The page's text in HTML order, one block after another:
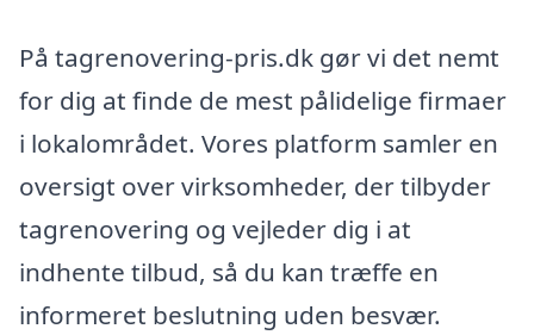
På tagrenovering-pris.dk gør vi det nemt
for dig at finde de mest pålidelige firmaer
i lokalområdet. Vores platform samler en
oversigt over virksomheder, der tilbyder
tagrenovering og vejleder dig i at
indhente tilbud, så du kan træffe en
informeret beslutning uden besvær.